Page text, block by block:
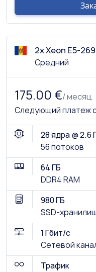
2x Xeon E5-
Средний
175.00 €/ месяц
Следующий платеж
28 ядра @ 2.6
56 потоков
64 ГБ
DDR4 RAM
980 ГБ
SSD-
1 Гбит/с
Сетевой
Трафик